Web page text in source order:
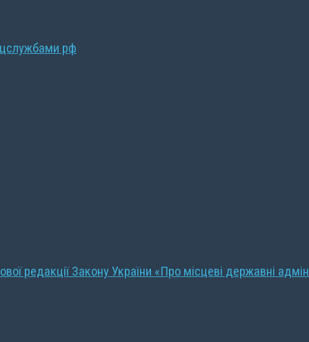
рф
редакції Закону України «Про місцеві державні